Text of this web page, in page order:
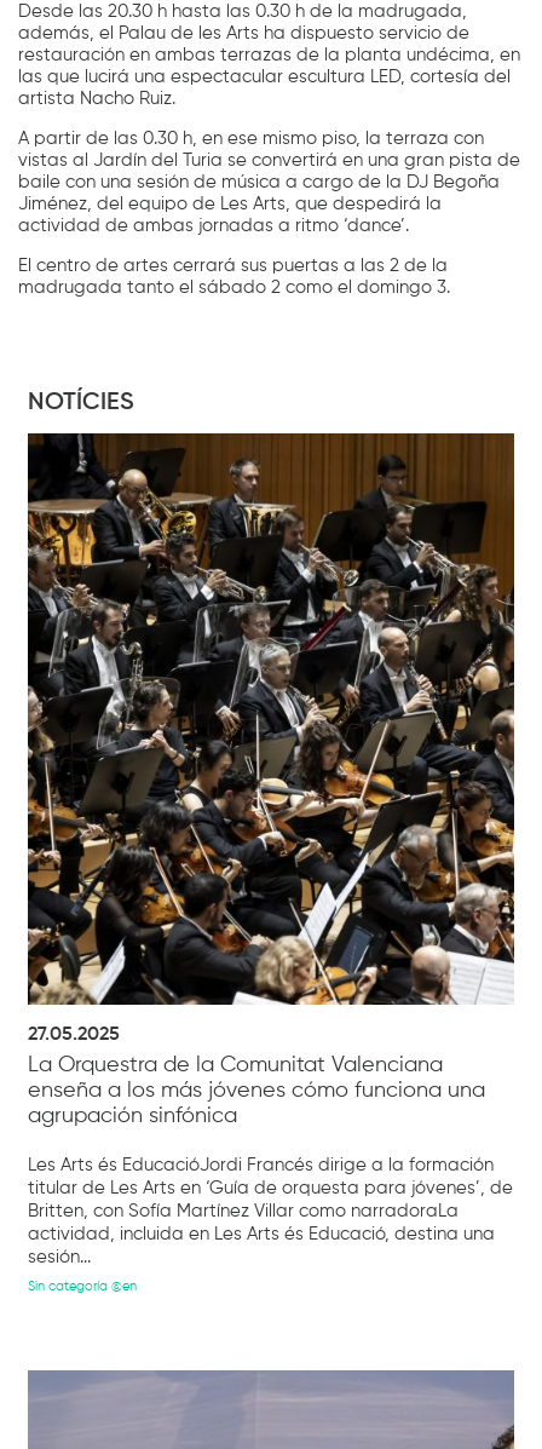
Desde las 20.30 h hasta las 0.30 h de la madrugada,
además, el Palau de les Arts ha dispuesto servicio de
restauración en ambas terrazas de la planta undécima, en
las que lucirá una espectacular escultura LED, cortesía del
artista Nacho Ruiz.
A partir de las 0.30 h, en ese mismo piso, la terraza con
vistas al Jardín del Turia se convertirá en una gran pista de
baile con una sesión de música a cargo de la DJ Begoña
Jiménez, del equipo de Les Arts, que despedirá la
actividad de ambas jornadas a ritmo ‘dance’.
El centro de artes cerrará sus puertas a las 2 de la
madrugada tanto el sábado 2 como el domingo 3.
NOTÍCIES
27.05.2025
La Orquestra de la Comunitat Valenciana
enseña a los más jóvenes cómo funciona una
agrupación sinfónica
Les Arts és EducacióJordi Francés dirige a la formación
titular de Les Arts en ‘Guía de orquesta para jóvenes’, de
Britten, con Sofía Martínez Villar como narradoraLa
actividad, incluida en Les Arts és Educació, destina una
sesión...
Sin categoría @en